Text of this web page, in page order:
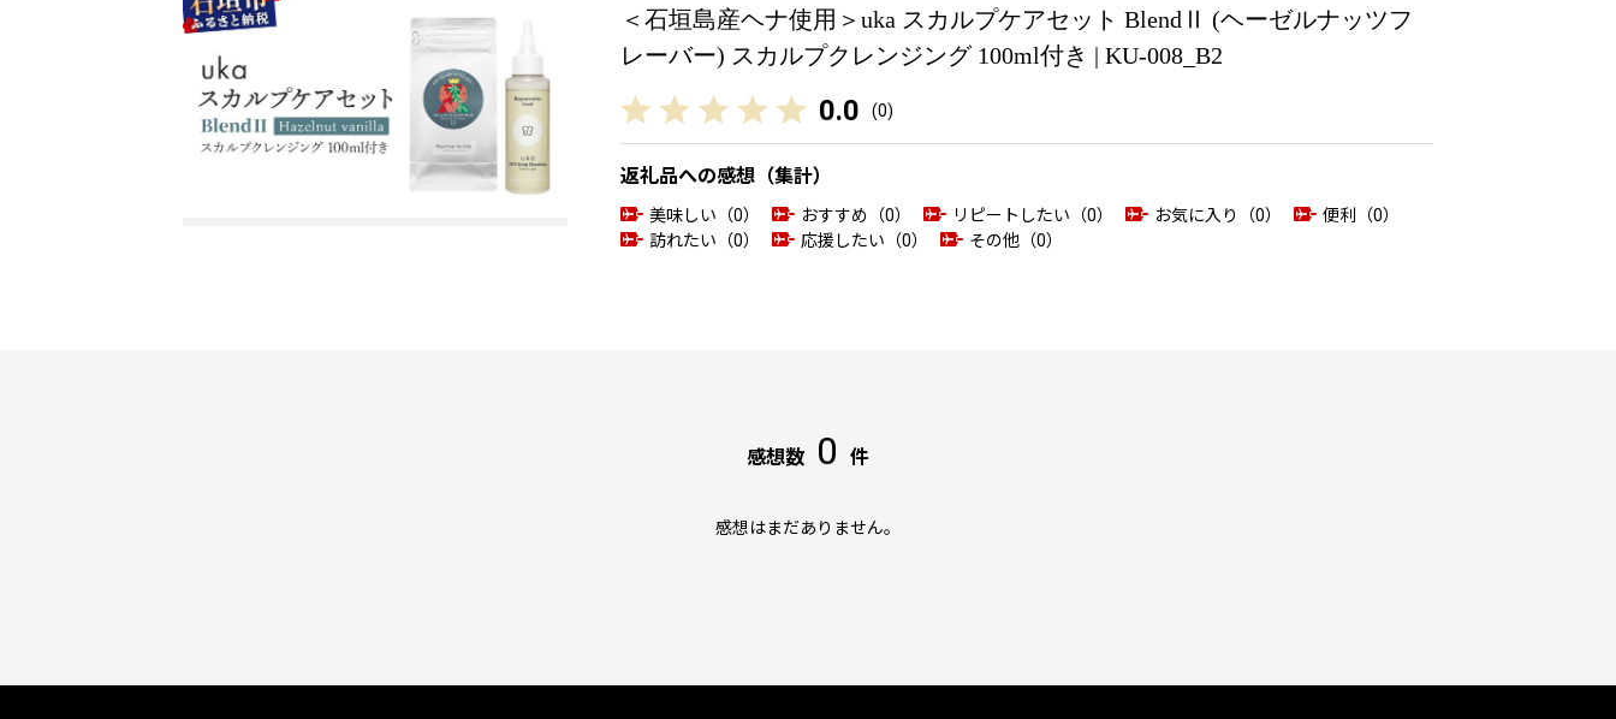
＜石垣島産ヘナ使用＞uka スカルプケアセット BlendⅡ (ヘーゼルナッツフ
レーバー) スカルプクレンジング 100ml付き | KU-008_B2
0.0 (0)
返礼品への感想（集計）
美味しい（0） おすすめ（0） リピートしたい（0） お気に入り（0）
便利（0）
訪れたい（0）
応援したい（0） その他（0）
感想数 0 件
感想はまだありません。